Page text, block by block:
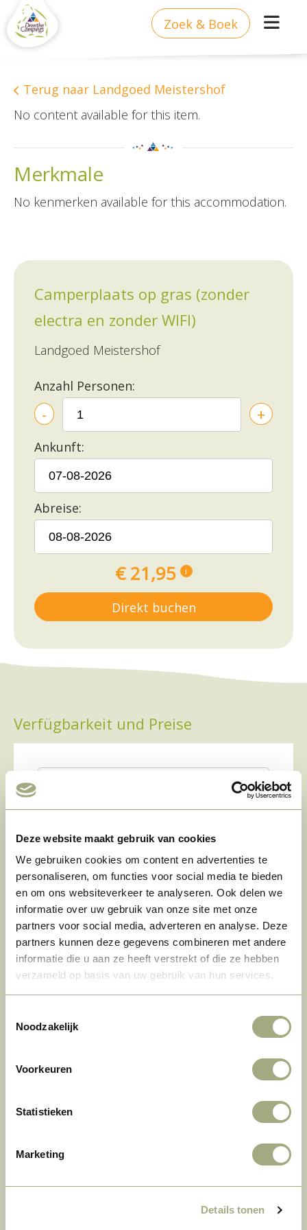
Deze website maakt gebruik van cookies
We gebruiken cookies om content en advertenties te
personaliseren, om functies voor social media te bieden
en om ons websiteverkeer te analyseren. Ook delen we
informatie over uw gebruik van onze site met onze
partners voor social media, adverteren en analyse. Deze
partners kunnen deze gegevens combineren met andere
informatie die u aan ze heeft verstrekt of die ze hebben
verzameld op basis van uw gebruik van hun services.
Noodzakelijk
Voorkeuren
Statistieken
Marketing
Details tonen
Zoek & Boek
Terug naar Landgoed Meistershof
No content available for this item.
Merkmale
No kenmerken available for this accommodation.
Camperplaats op gras (zonder
electra en zonder WIFI)
Landgoed Meistershof
Anzahl Personen:
- +
Ankunft:
Abreise:
€ 21,95 i
Direkt buchen
Verfügbarkeit und Preise
‹ ›
Zeitraum
jul. 31 jul. 01 aug 02 aug
03 aug
1 Nacht
– –
2 Nächte
– –
–
3 Nächte
– –
5 Nächte
–
6 Nächte
–
–
3 Wochen
–